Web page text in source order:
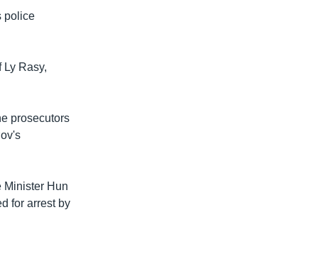
police
Rasy,
prosecutors
Minister Hun
for arrest by